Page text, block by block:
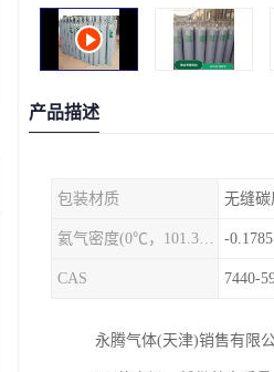
产品描述
包装材质 无缝
氦气密度(0℃，101.325kPa) -
CAS 7440-
永腾气体(天津)销售有限